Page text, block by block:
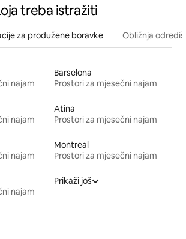
treba istražiti
za produžene boravke Obližnja
najam
Barselona
Prostori za mjesečni najam
najam
Atina
Prostori za mjesečni najam
najam
Montreal
Prostori za mjesečni najam
najam
Prikaži još